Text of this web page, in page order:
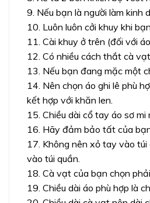
9. Nếu bạn là người làm kinh
10. Luôn luôn cởi khuy khi
11. Cài khuy ở trên (đối với
12. Có nhiều cách thắt cà
13. Nếu bạn đang mặc một
14. Nên chọn áo ghi lê phù
kết hợp với khăn len.
15. Chiều dài cổ tay áo sơ
16. Hãy đảm bảo tất của
17. Không nên xỏ tay vào
vào túi quần.
18. Cà vạt của bạn chọn
19. Chiều dài áo phù hợp là